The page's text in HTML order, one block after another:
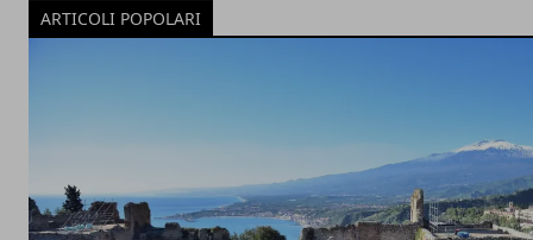
ARTICOLI POPOLARI